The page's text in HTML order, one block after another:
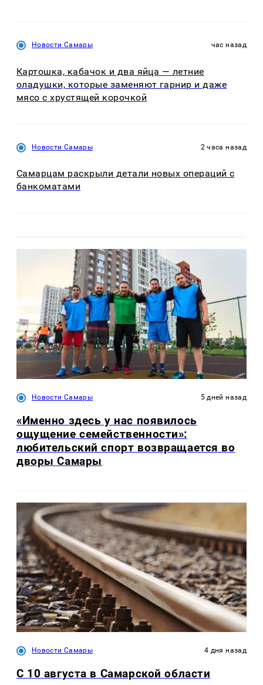
Новости Самары час назад
Картошка, кабачок и два яйца — летние
оладушки, которые заменяют гарнир и даже
мясо с хрустящей корочкой
Новости Самары 2 часа назад
Самарцам раскрыли детали новых операций с
банкоматами
Новости Самары 5 дней назад
«Именно здесь у нас появилось
ощущение семейственности»:
любительский спорт возвращается во
дворы Самары
Новости Самары 4 дня назад
С 10 августа в Самарской области